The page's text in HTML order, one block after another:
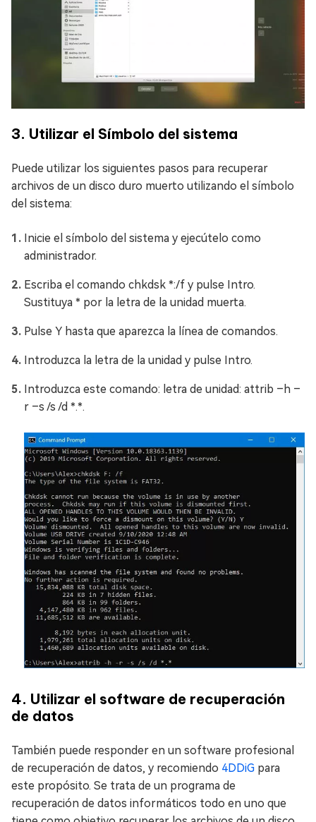
3. Utilizar el Símbolo del sistema
Puede utilizar los siguientes pasos para recuperar
archivos de un disco duro muerto utilizando el símbolo
del sistema:
Inicie el símbolo del sistema y ejecútelo como
administrador.
Escriba el comando chkdsk *:/f y pulse Intro.
Sustituya * por la letra de la unidad muerta.
Pulse Y hasta que aparezca la línea de comandos.
Introduzca la letra de la unidad y pulse Intro.
Introduzca este comando: letra de unidad: attrib –h –
r –s /s /d *.*.
4. Utilizar el software de recuperación
de datos
También puede responder en un software profesional
de recuperación de datos, y recomiendo 4DDiG para
este propósito. Se trata de un programa de
recuperación de datos informáticos todo en uno que